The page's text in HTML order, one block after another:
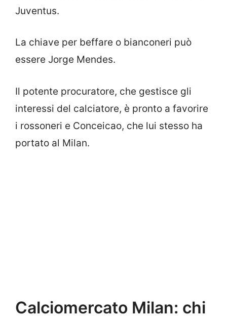
Juventus.
La chiave per beffare o bianconeri può
essere Jorge Mendes.
Il potente procuratore, che gestisce gli
interessi del calciatore, è pronto a favorire
i rossoneri e Conceicao, che lui stesso ha
portato al Milan.
Calciomercato Milan: chi